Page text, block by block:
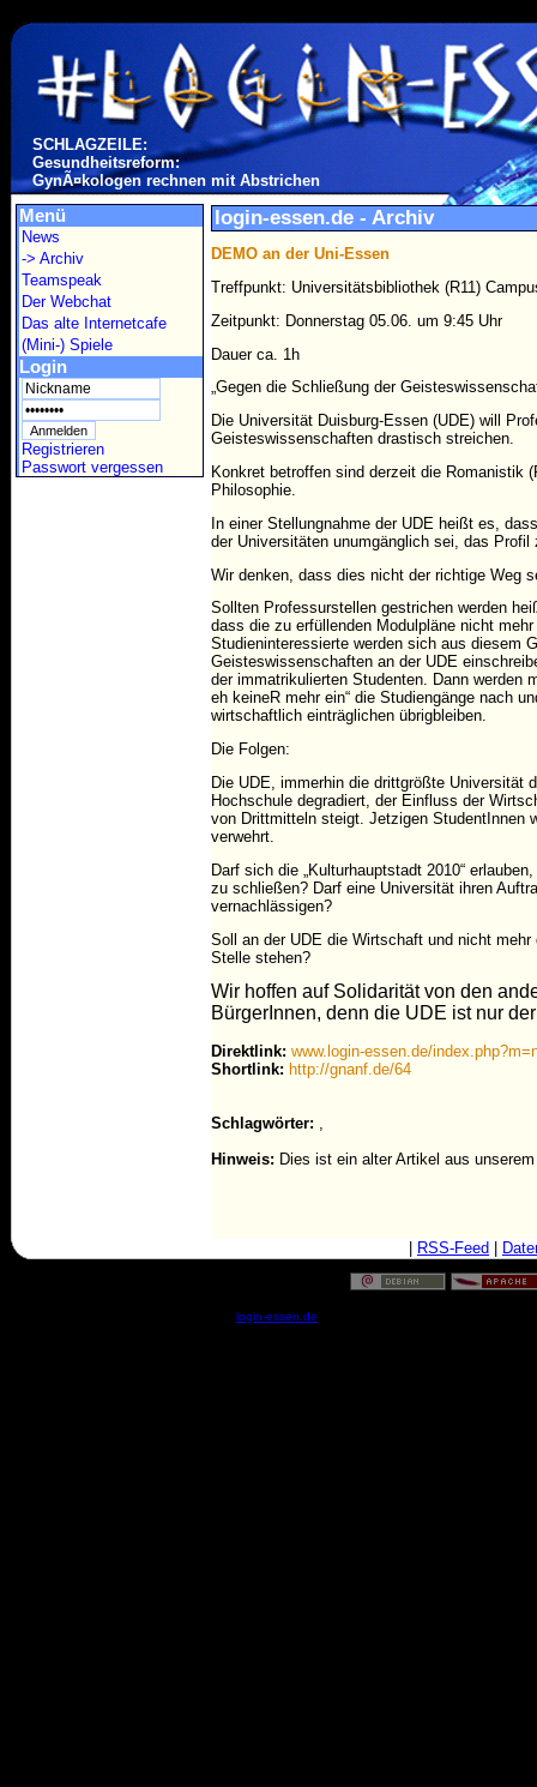
SCHLAGZEILE:
Gesundheitsreform:
GynÃ¤kologen rechnen mit Abstrichen
Menü
News
-> Archiv
Teamspeak
Der Webchat
Das alte Internetcafe
(Mini-) Spiele
Login
Registrieren
Passwort vergessen
login-essen.de - Archiv
DEMO an der Uni-Essen
Treffpunkt: Universitätsbibliothek (R11)
Zeitpunkt: Donnerstag 05.06. um 9:45 Uhr
Dauer ca. 1h
„Gegen die Schließung der
Die Universität Duisburg-Essen (UDE) will
Geisteswissenschaften drastisch streichen.
Konkret betroffen sind derzeit die Romanistik
Philosophie.
In einer Stellungnahme der UDE heißt es,
der Universitäten unumgänglich sei, das Profil
Wir denken, dass dies nicht der richtige Weg
Sollten Professurstellen gestrichen werden
dass die zu erfüllenden Modulpläne nicht
Studieninteressierte werden sich aus diesem
Geisteswissenschaften an der UDE
der immatrikulierten Studenten. Dann werden
eh keineR mehr ein“ die Studiengänge nach
wirtschaftlich einträglichen übrigbleiben.
Die Folgen:
Die UDE, immerhin die drittgrößte Universität
Hochschule degradiert, der Einfluss der
von Drittmitteln steigt. Jetzigen StudentInnen
verwehrt.
Darf sich die „Kulturhauptstadt 2010“
zu schließen? Darf eine Universität ihren
vernachlässigen?
Soll an der UDE die Wirtschaft und nicht
Stelle stehen?
Wir hoffen auf Solidarität von den
BürgerInnen, denn die UDE ist nur
Direktlink: www.login-essen.de/
Shortlink: http://gnanf.de/64
Schlagwörter: ,
Hinweis: Dies ist ein alter Artikel aus unserem
RSS-Feed
login-essen.de